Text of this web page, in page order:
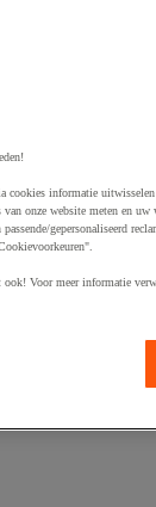
cookies informatie
onze website meten en uw
gepersonaliseerd
Voor meer informatie